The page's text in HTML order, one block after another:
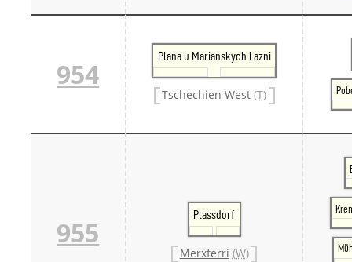
954
Plana u Marianskych Lazni
Tschechien West (T)
955
Plassdorf
Merxferri (W)